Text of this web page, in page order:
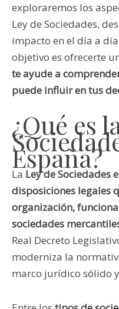
exploraremos los
Ley de Sociedades,
impacto en el día a
objetivo es ofrecerte
te ayude a
puede influir en tus
¿Qué es
España?
La Ley de Sociedades
disposiciones legales
organización,
sociedades
Real Decreto
moderniza la
marco jurídico sólido